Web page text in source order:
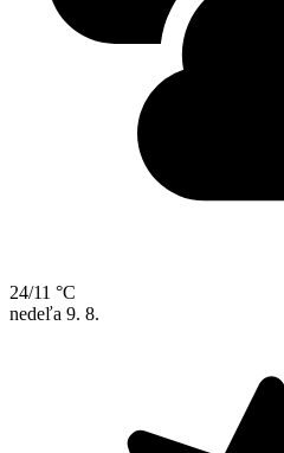
24/11 °C
nedeľa 9. 8.